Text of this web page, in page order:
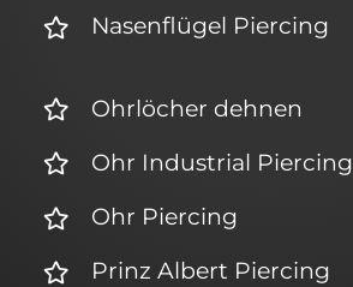
Nasenflügel Piercing
Ohrlöcher dehnen
Ohr Industrial Piercing
Ohr Piercing
Prinz Albert Piercing